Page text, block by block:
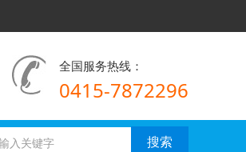
全国服务热线：
0415-7872296